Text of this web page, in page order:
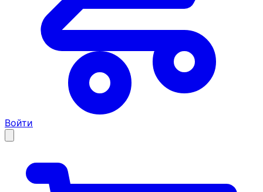
Войти